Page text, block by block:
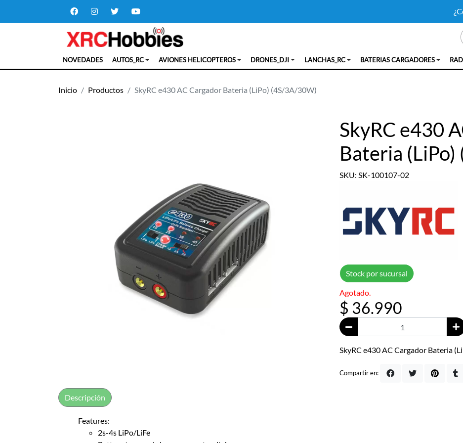
NOVEDADES AUTOS_RC AVIONES HELICOPTEROS DRONES_DJI LANCHAS_RC BATERIAS CARGADORES
Inicio Productos SkyRC e430 AC Cargador Bateria (LiPo) (4S/3A/30W)
SkyRC e430
Bateria
SKU: SK-100107-02
Stock por sucursal
Agotado.
$ 36.990
SkyRC e430 AC Cargador Bateria
Compartir en:
Features:
2s-4s LiPo/LiFe
Descripción